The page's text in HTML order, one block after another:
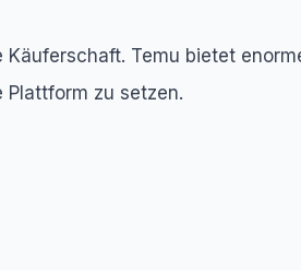
Temu bietet
Plattform zu setzen.